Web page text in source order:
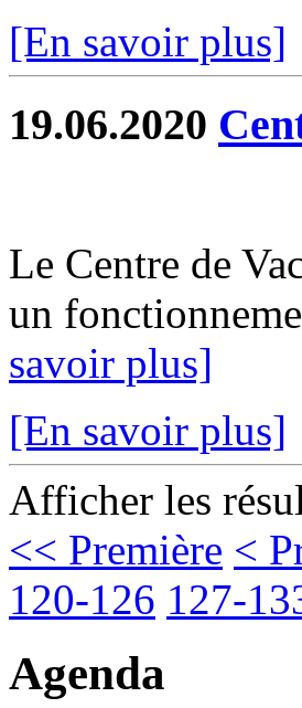
[En savoir plus]
19.06.2020
Le Centre de
un
savoir plus]
[En savoir plus]
Afficher les
<< Première <
120-126 127-
Agenda